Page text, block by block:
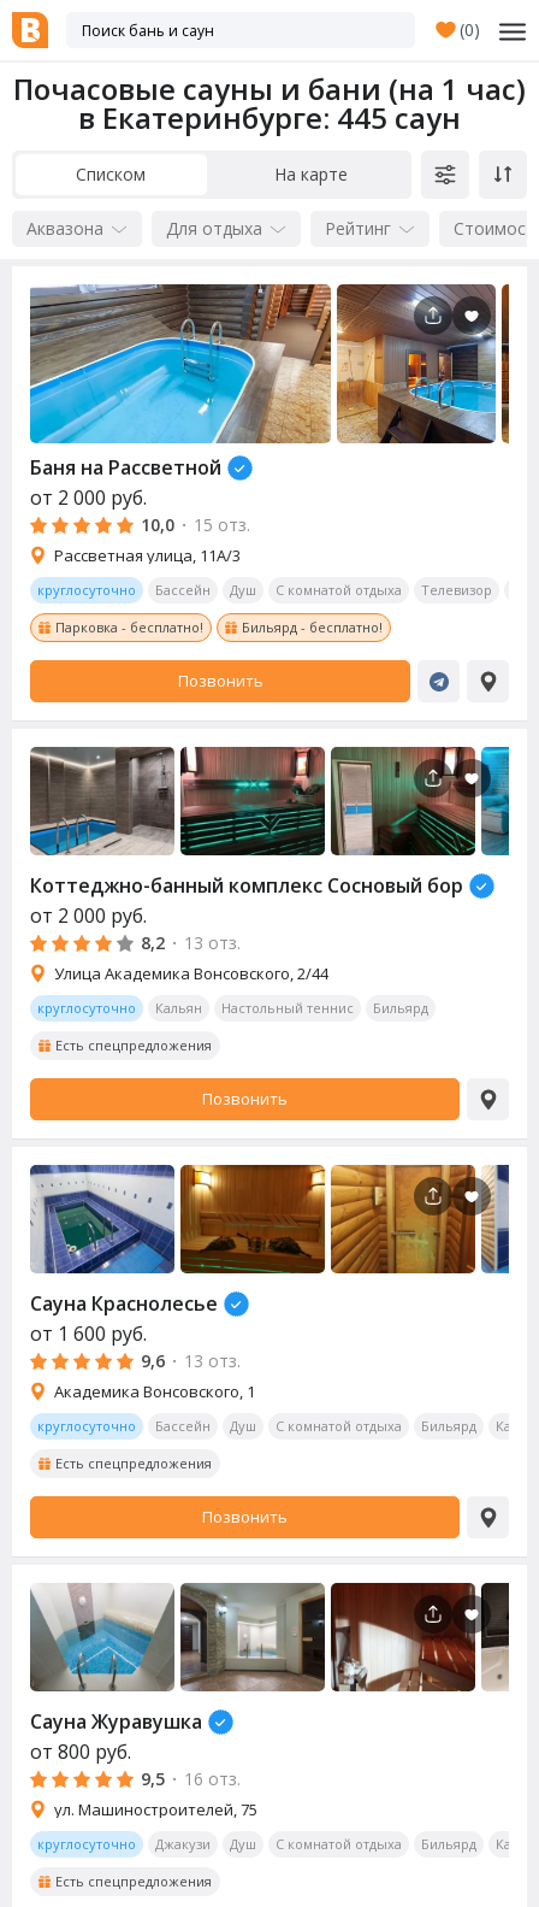
(0)
Почасовые сауны и бани (на 1 час)
в Екатеринбурге: 445 саун
Списком На карте
Аквазона Для отдыха Рейтинг
Баня на Рассветной
от 2 000 руб.
10,0 · 15 отз.
Рассветная улица, 11А/3
круглосуточно Бассейн Душ С комнатой отдыха Телевизор
Парковка - бесплатно! Бильярд - бесплатно!
Позвонить
Коттеджно-банный комплекс Сосновый бор
от 2 000 руб.
8,2 · 13 отз.
Улица Академика Вонсовского, 2/44
круглосуточно Кальян Настольный теннис Бильярд
Есть спецпредложения
Позвонить
Сауна Краснолесье
от 1 600 руб.
9,6 · 13 отз.
Академика Вонсовского, 1
круглосуточно Бассейн Душ С комнатой отдыха Бильярд
Есть спецпредложения
Позвонить
Сауна Журавушка
от 800 руб.
9,5 · 16 отз.
ул. Машиностроителей, 75
круглосуточно Джакузи Душ С комнатой отдыха Бильярд
Есть спецпредложения